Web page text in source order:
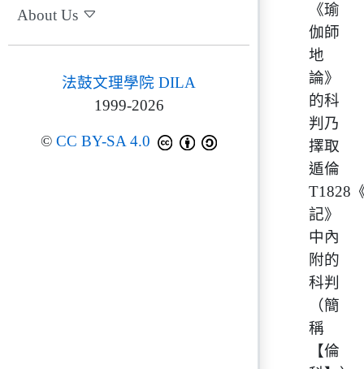
About Us
法鼓文理學院 DILA
1999-2026
© CC BY-SA 4.0
《瑜
伽師
地
論》
的科
判乃
擇取
遁倫
T1828
記》
中內
附的
科判
（簡
稱
【倫